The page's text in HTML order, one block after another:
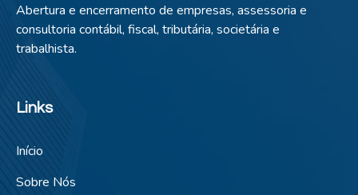
Abertura e encerramento de empresas, assessoria e
consultoria contábil, fiscal, tributária, societária e
trabalhista.
Links
Início
Sobre Nós